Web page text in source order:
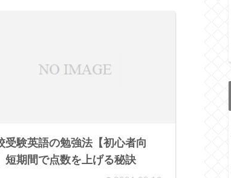
受験英語の勉強法【初心者向
短期間で点数を上げる秘訣